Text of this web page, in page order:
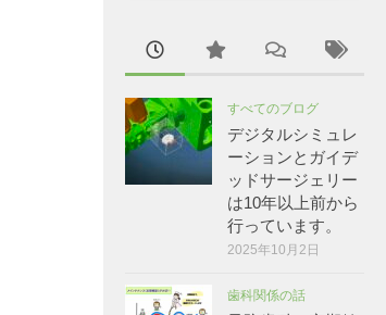
すべてのブログ
デジタルシミュレ
ーションとガイデ
ッドサージェリー
は10年以上前から
行っています。
2025年10月2日
歯科関係の話